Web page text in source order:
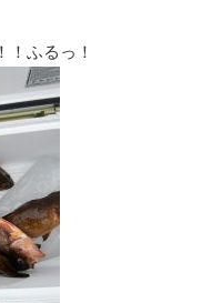
！ふるっ！